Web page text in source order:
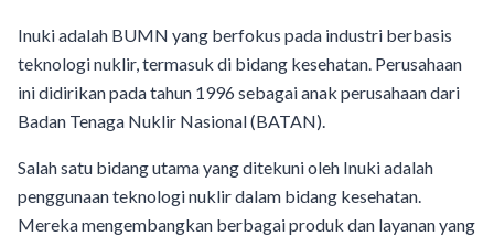
Inuki adalah BUMN yang berfokus pada industri berbasis
teknologi nuklir, termasuk di bidang kesehatan. Perusahaan
ini didirikan pada tahun 1996 sebagai anak perusahaan dari
Badan Tenaga Nuklir Nasional (BATAN).
Salah satu bidang utama yang ditekuni oleh Inuki adalah
penggunaan teknologi nuklir dalam bidang kesehatan.
Mereka mengembangkan berbagai produk dan layanan yang